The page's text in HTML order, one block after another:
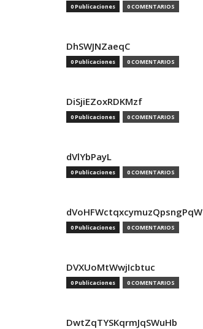
0 Publicaciones 0 COMENTARIOS
DhSWJNZaeqC
0 Publicaciones 0 COMENTARIOS
DiSjiEZoxRDKMzf
0 Publicaciones 0 COMENTARIOS
dVlYbPayL
0 Publicaciones 0 COMENTARIOS
dVoHFWctqxcymuzQpsngPqW
0 Publicaciones 0 COMENTARIOS
DVXUoMtWwjIcbtuc
0 Publicaciones 0 COMENTARIOS
DwtZqTYSKqrmJqSWuHb